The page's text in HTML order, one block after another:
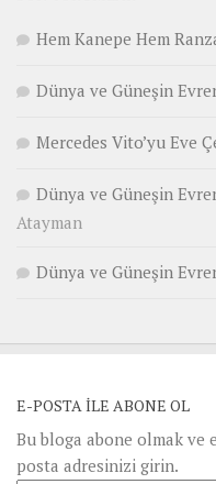
Hem Kanepe Hem
Dünya ve Güneşin
Mercedes Vito’yu Eve
Dünya ve Güneşin
Atayman
Dünya ve Güneşin
E-POSTA ILE ABONE OL
Bu bloga abone olmak
posta adresinizi girin.